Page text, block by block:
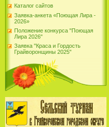
Каталог сайтов
Заявка-анкета «Поющая Лира -
2026»
Положение конкурса "Поющая
Лира 2026"
Заявка "Краса и Гордость
Грайворонщины 2025"